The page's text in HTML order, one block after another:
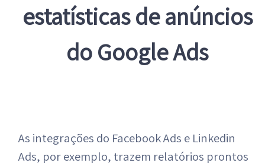
estatísticas de anúncios
do Google Ads
As integrações do Facebook Ads e Linkedin
Ads, por exemplo, trazem relatórios prontos